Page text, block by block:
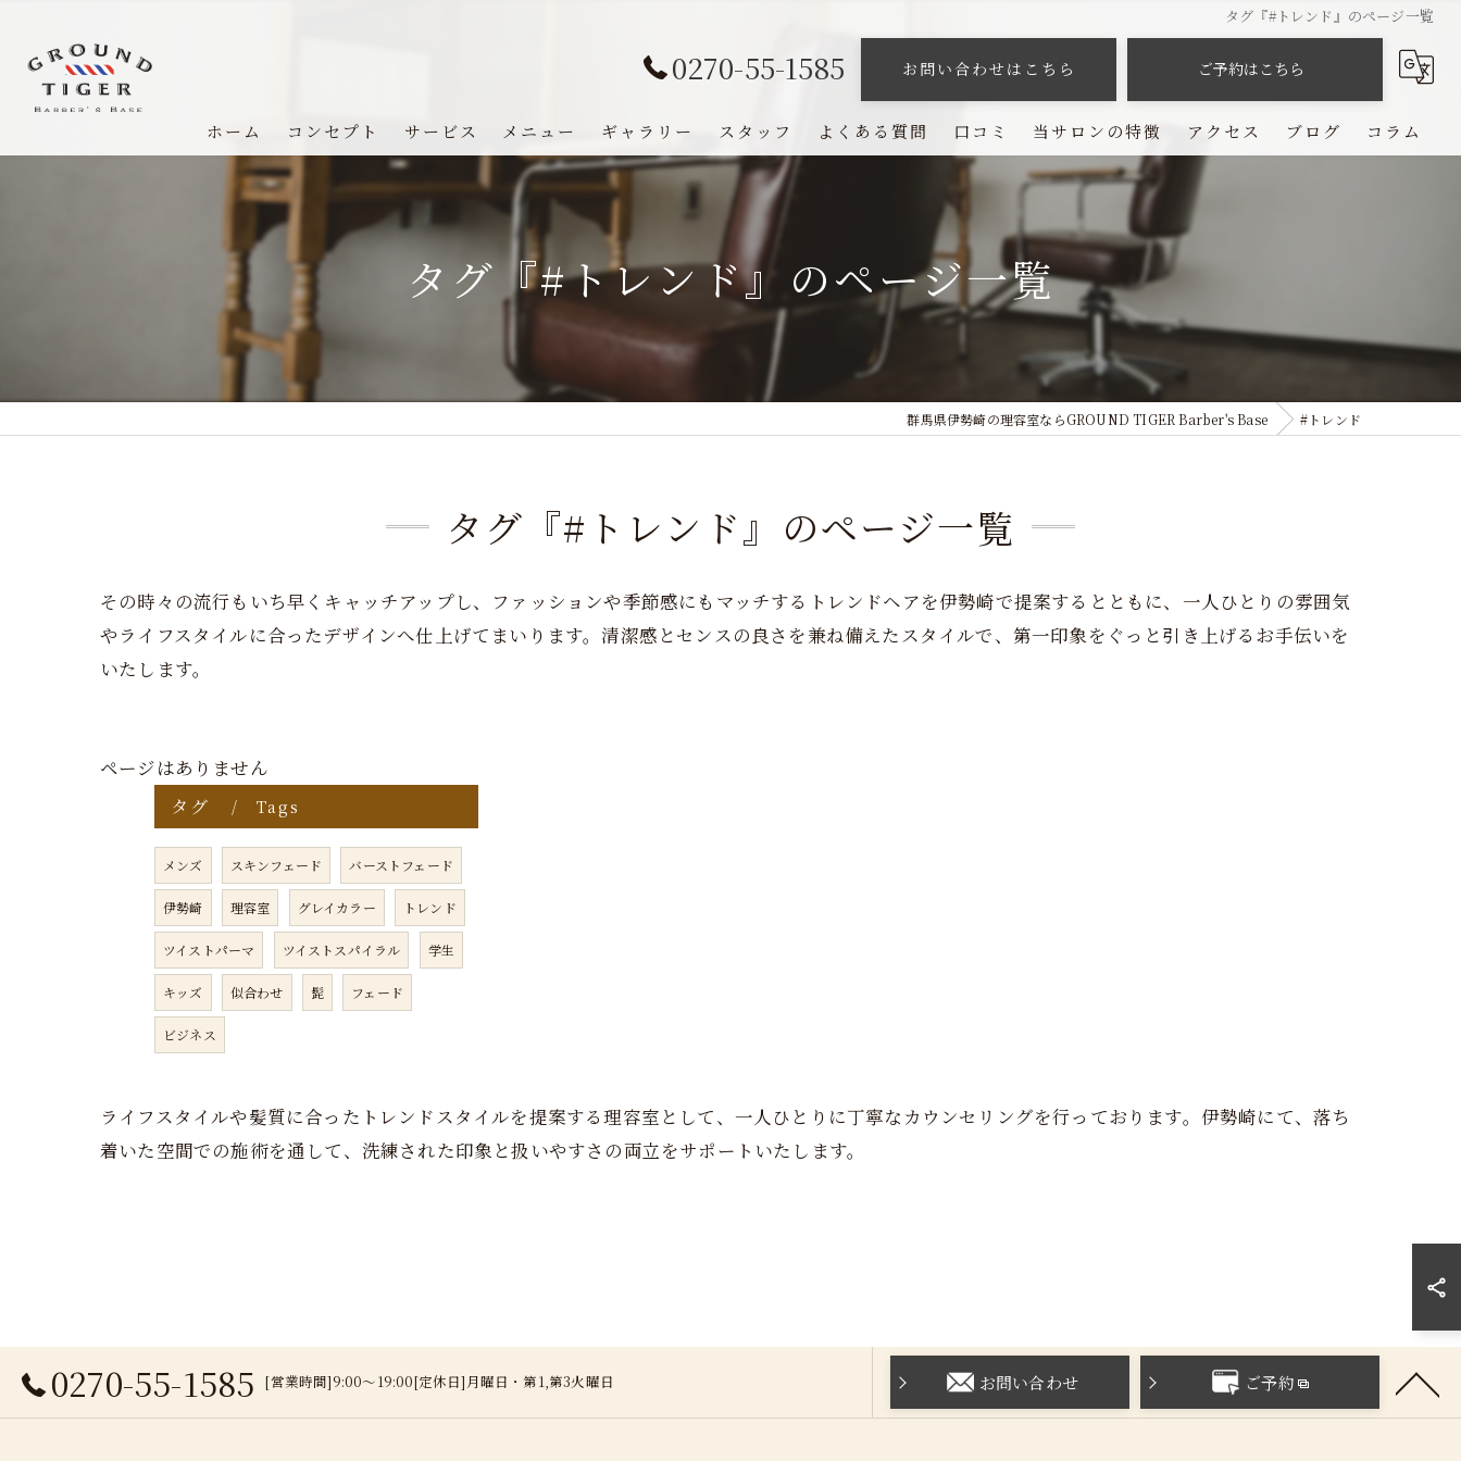
タグ『#トレンド』のページ一覧
0270-55-1585 お問い合わせはこちら ご予約はこちら
ホーム コンセプト サービス メニュー ギャラリー スタッフ よくある質問 口コミ 当サロンの特徴
カラー
パーマ
ヘッドスパ
シェービング
アクセス ブログ コラム
タグ『#トレンド』のページ一覧
群馬県伊勢崎の理容室ならGROUND TIGER Barber's Base #トレンド
タグ『#トレンド』のページ一覧
その時々の流行もいち早くキャッチアップし、ファッションや季節感にもマッチするトレンドヘアを伊勢崎で提案するとともに、一人ひとりの雰囲気
やライフスタイルに合ったデザインへ仕上げてまいります。清潔感とセンスの良さを兼ね備えたスタイルで、第一印象をぐっと引き上げるお手伝いを
いたします。
ページはありません
タグ Tags
メンズ スキンフェード バーストフェード
伊勢崎 理容室 グレイカラー トレンド
ツイストパーマ ツイストスパイラル 学生
キッズ 似合わせ 髭 フェード
ビジネス
ライフスタイルや髪質に合ったトレンドスタイルを提案する理容室として、一人ひとりに丁寧なカウンセリングを行っております。伊勢崎にて、落ち
着いた空間での施術を通して、洗練された印象と扱いやすさの両立をサポートいたします。
0270-55-1585 [営業時間]9:00～19:00[定休日]月曜日・第1,第3火曜日 お問い合わせ ご予約
ご予約はこちら